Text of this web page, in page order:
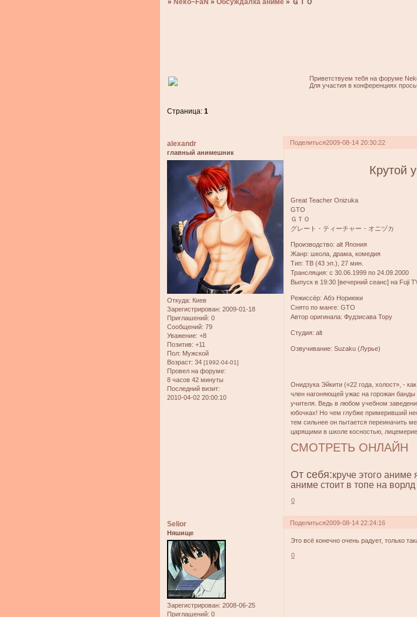
» Neko~FaN »Обсуждалка аниме » ＧＴＯ
Приветствуем тебя на форуме
Для участия в конференциях
Страница:1
Поделиться2009-08-14 20:30:22
alexandr
главный анимешник
Откуда: Киев
Зарегистрирован: 2009-01-18
Приглашений: 0
Сообщений: 79
Уважение: +8
Позитив: +11
Пол: Мужской
Возраст: 34 [1992-04-01]
Провел на форуме:
8 часов 42 минуты
Последний визит:
2010-04-02 20:00:10
Крутой
Great Teacher Onizuka
GTO
ＧＴＯ
グレート・ティーチャー・オニヅカ
Производство: alt Япония
Жанр: школа, драма, комедия
Тип: ТВ (43 эп.), 27 мин.
Трансляция: c 30.06.1999 по 24.09.2000
Выпуск в 19:30 [вечерний сеанс] на Fuji
Режиссёр: Абэ Нориюки
Снято по манге: GTO
Автор оригинала: Фудзисава Тору
Студия: alt
Озвучивание: Suzaku (Лурье)
Онидзука Эйкити («22 года, холост», -
член нагоняющей ужас на горожан
учителя. Ведь в любом учебном
юбочках! Но чем глубже примеривший
тем сильнее он пытается переиначить
царящими в школе косностью,
СМОТРЕТЬ ОНЛАЙН
От себя:круче этого
аниме стоит в топе на ворлд
0
Поделиться2009-08-14 22:24:16
Selior
Няшище
Зарегистрирован: 2008-06-25
Приглашений: 0
Это всё конечно очень радует, только
0